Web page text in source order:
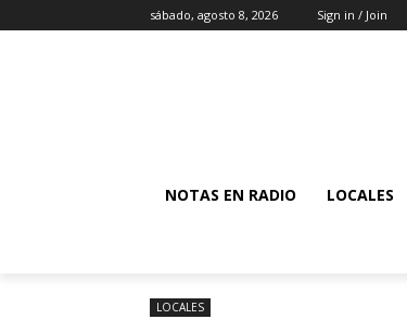
sábado, agosto 8, 2026 Sign in / Join
NOTAS EN RADIO LOCALES
LOCALES